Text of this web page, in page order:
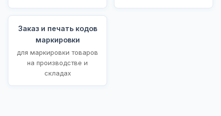
Заказ и печать кодов
маркировки
для маркировки товаров
на производстве и
складах